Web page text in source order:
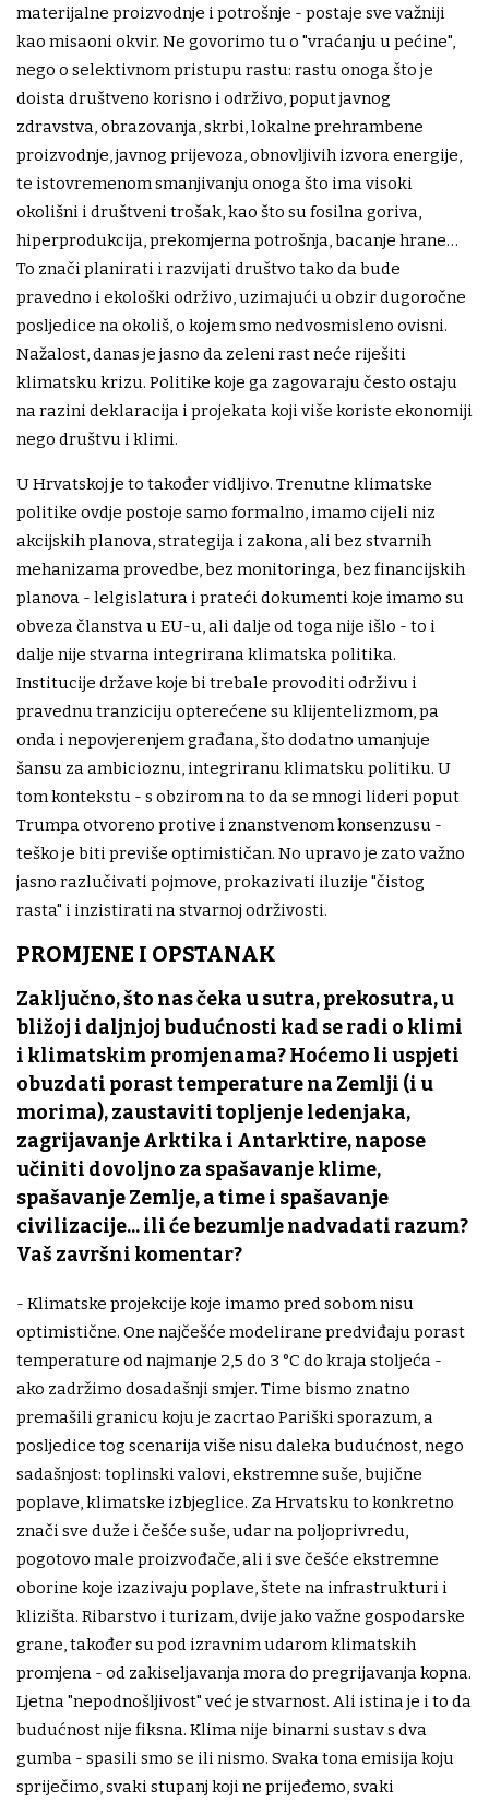
materijalne proizvodnje i potrošnje - postaje sve važniji
kao misaoni okvir. Ne govorimo tu o "vraćanju u pećine",
nego o selektivnom pristupu rastu: rastu onoga što je
doista društveno korisno i održivo, poput javnog
zdravstva, obrazovanja, skrbi, lokalne prehrambene
proizvodnje, javnog prijevoza, obnovljivih izvora energije,
te istovremenom smanjivanju onoga što ima visoki
okolišni i društveni trošak, kao što su fosilna goriva,
hiperprodukcija, prekomjerna potrošnja, bacanje hrane…
To znači planirati i razvijati društvo tako da bude
pravedno i ekološki održivo, uzimajući u obzir dugoročne
posljedice na okoliš, o kojem smo nedvosmisleno ovisni.
Nažalost, danas je jasno da zeleni rast neće riješiti
klimatsku krizu. Politike koje ga zagovaraju često ostaju
na razini deklaracija i projekata koji više koriste ekonomiji
nego društvu i klimi.
U Hrvatskoj je to također vidljivo. Trenutne klimatske
politike ovdje postoje samo formalno, imamo cijeli niz
akcijskih planova, strategija i zakona, ali bez stvarnih
mehanizama provedbe, bez monitoringa, bez financijskih
planova - lelgislatura i prateći dokumenti koje imamo su
obveza članstva u EU-u, ali dalje od toga nije išlo - to i
dalje nije stvarna integrirana klimatska politika.
Institucije države koje bi trebale provoditi održivu i
pravednu tranziciju opterećene su klijentelizmom, pa
onda i nepovjerenjem građana, što dodatno umanjuje
šansu za ambicioznu, integriranu klimatsku politiku. U
tom kontekstu - s obzirom na to da se mnogi lideri poput
Trumpa otvoreno protive i znanstvenom konsenzusu -
teško je biti previše optimističan. No upravo je zato važno
jasno razlučivati pojmove, prokazivati iluzije "čistog
rasta" i inzistirati na stvarnoj održivosti.
PROMJENE I OPSTANAK
Zaključno, što nas čeka u sutra, prekosutra, u
bližoj i daljnjoj budućnosti kad se radi o klimi
i klimatskim promjenama? Hoćemo li uspjeti
obuzdati porast temperature na Zemlji (i u
morima), zaustaviti topljenje ledenjaka,
zagrijavanje Arktika i Antarktire, napose
učiniti dovoljno za spašavanje klime,
spašavanje Zemlje, a time i spašavanje
civilizacije... ili će bezumlje nadvadati razum?
Vaš završni komentar?
- Klimatske projekcije koje imamo pred sobom nisu
optimistične. One najčešće modelirane predviđaju porast
temperature od najmanje 2,5 do 3 °C do kraja stoljeća -
ako zadržimo dosadašnji smjer. Time bismo znatno
premašili granicu koju je zacrtao Pariški sporazum, a
posljedice tog scenarija više nisu daleka budućnost, nego
sadašnjost: toplinski valovi, ekstremne suše, bujične
poplave, klimatske izbjeglice. Za Hrvatsku to konkretno
znači sve duže i češće suše, udar na poljoprivredu,
pogotovo male proizvođače, ali i sve češće ekstremne
oborine koje izazivaju poplave, štete na infrastrukturi i
klizišta. Ribarstvo i turizam, dvije jako važne gospodarske
grane, također su pod izravnim udarom klimatskih
promjena - od zakiseljavanja mora do pregrijavanja kopna.
Ljetna "nepodnošljivost" već je stvarnost. Ali istina je i to da
budućnost nije fiksna. Klima nije binarni sustav s dva
gumba - spasili smo se ili nismo. Svaka tona emisija koju
spriječimo, svaki stupanj koji ne prijeđemo, svaki